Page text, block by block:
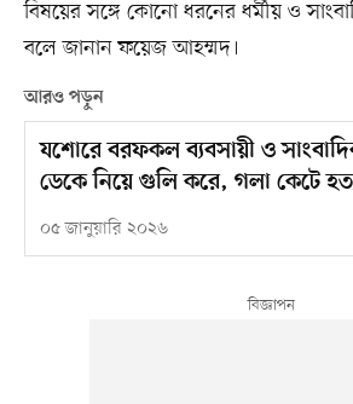
বিষয়ের সঙ্গে কোনো ধরনের ধর্মীয় ও
বলে জানান ফয়েজ আহম্মদ।
আরও পড়ুন
যশোরে বরফকল ব্যবসায়ী ও
ডেকে নিয়ে গুলি করে, গলা কেটে
০৫ জানুয়ারি ২০২৬